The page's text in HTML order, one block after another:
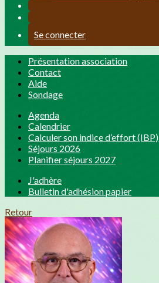
Se connecter
Présentation association
Contact
Aide
Sondage
Agenda
Calendrier
Calculer son indice d’effort (IBP)
Séjours 2026
Planifier séjours 2027
J'adhère
Bulletin d'adhésion papier
Retour